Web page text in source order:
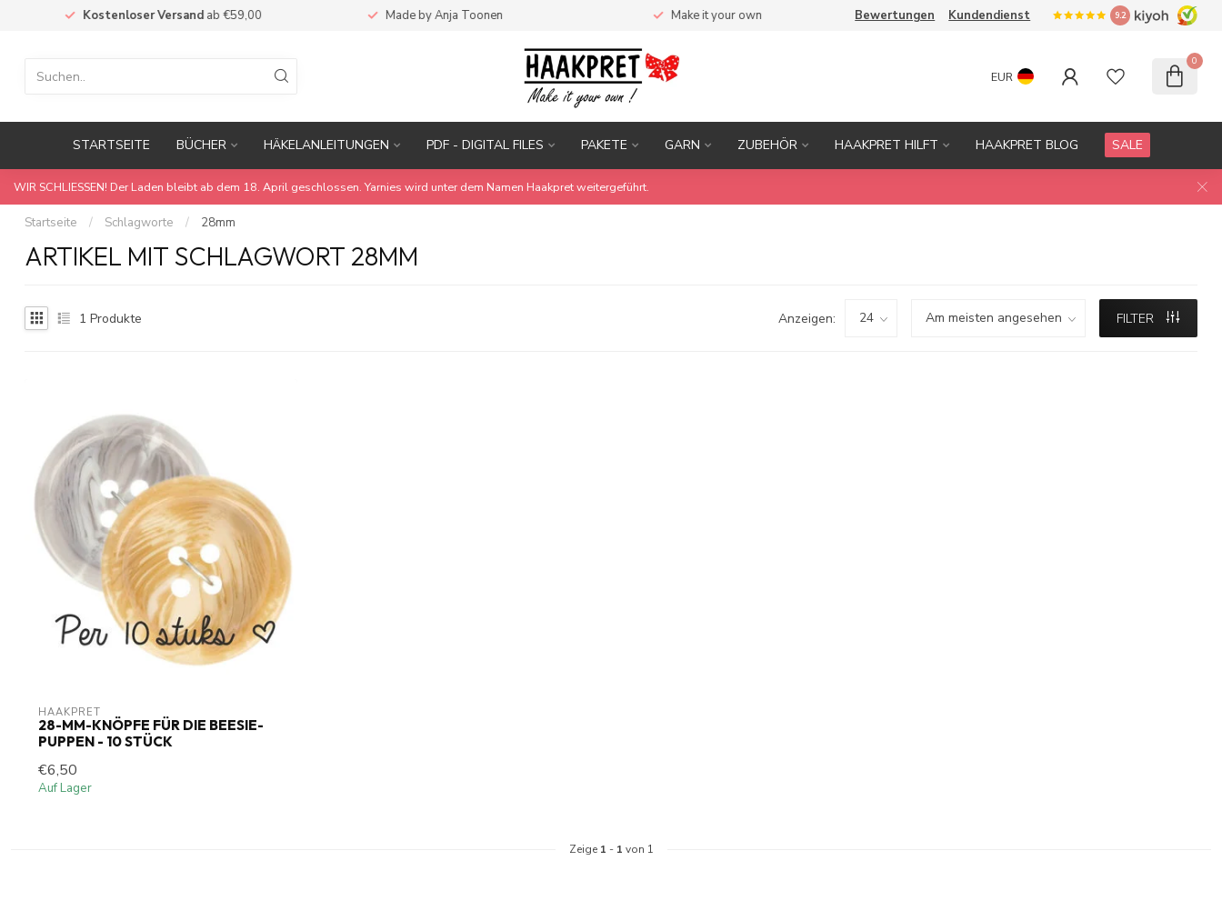
Kostenloser Versandab €59,00 Made by Anja Toonen Make it your own Bewertungen Kundendienst 9.2
EUR
0
STARTSEITE BÜCHER HÄKELANLEITUNGEN PDF - DIGITAL FILES PAKETE GARN ZUBEHÖR HAAKPRET HILFT HAAKPRET BLOG SALE
WIR SCHLIESSEN! Der Laden bleibt ab dem 18. April geschlossen. Yarnies wird unter dem Namen Haakpret weitergeführt.
Startseite / Schlagworte / 28mm
ARTIKEL MIT SCHLAGWORT 28MM
1 Produkte Anzeigen: FILTER
HAAKPRET
28-MM-KNÖPFE FÜR DIE BEESIE-
PUPPEN - 10 STÜCK
€6,50
Auf Lager
Zeige 1 - 1 von 1